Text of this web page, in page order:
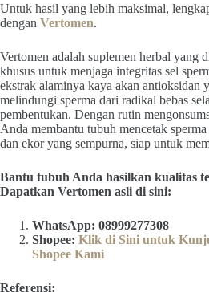
Untuk hasil yang lebih maksimal,
dengan Vertomen.
Vertomen adalah suplemen herbal yang
khusus untuk menjaga integritas sel
ekstrak alaminya kaya akan antioksidan
melindungi sperma dari radikal bebas
pembentukan. Dengan rutin
Anda membantu tubuh mencetak
dan ekor yang sempurna, siap untuk
Bantu tubuh Anda hasilkan kualitas
Dapatkan Vertomen asli di sini:
WhatsApp: 08999277308
Shopee: Klik di Sini untuk
Shopee Kami
Referensi: